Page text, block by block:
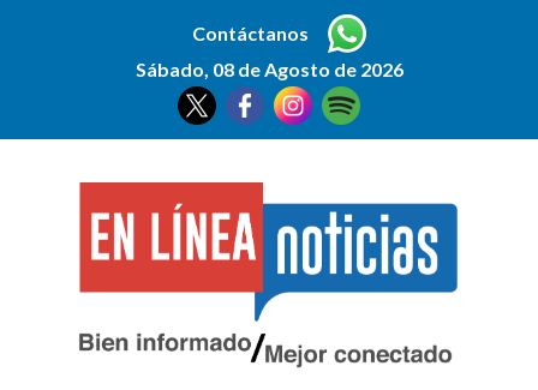
Contáctanos
Sábado, 08 de Agosto de 2026